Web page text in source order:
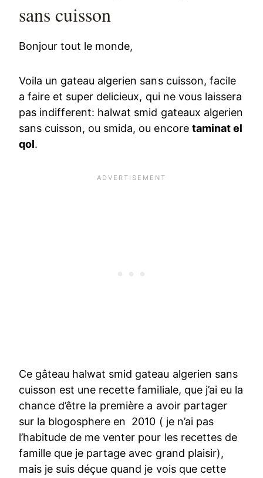
sans cuisson
Bonjour tout le monde,
Voila un gateau algerien sans cuisson, facile
a faire et super delicieux, qui ne vous laissera
pas indifferent: halwat smid gateaux algerien
sans cuisson, ou smida, ou encore taminat el
qol.
Ce gâteau halwat smid gateau algerien sans
cuisson est une recette familiale, que j’ai eu la
chance d’être la première a avoir partager
sur la blogosphere en 2010 ( je n’ai pas
l’habitude de me venter pour les recettes de
famille que je partage avec grand plaisir),
mais je suis déçue quand je vois que cette